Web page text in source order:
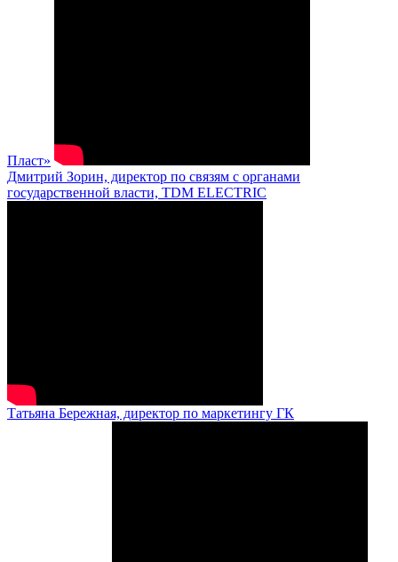
Пласт»
Дмитрий Зорин, директор по связям с органами
государственной власти, TDM ELECTRIC
Татьяна Бережная, директор по маркетингу ГК